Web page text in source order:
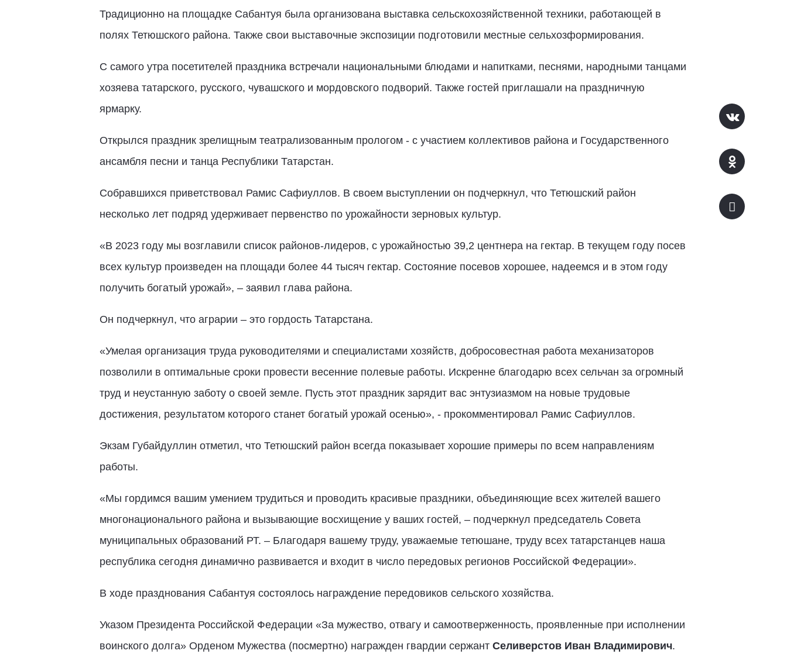
Традиционно на площадке Сабантуя была организована выставка сельскохозяйственной техники, работающей в
полях Тетюшского района. Также свои выставочные экспозиции подготовили местные сельхозформирования.
С самого утра посетителей праздника встречали национальными блюдами и напитками, песнями, народными танцами
хозяева татарского, русского, чувашского и мордовского подворий. Также гостей приглашали на праздничную
ярмарку.
Открылся праздник зрелищным театрализованным прологом - с участием коллективов района и Государственного
ансамбля песни и танца Республики Татарстан.
Собравшихся приветствовал Рамис Сафиуллов. В своем выступлении он подчеркнул, что Тетюшский район
несколько лет подряд удерживает первенство по урожайности зерновых культур.
«В 2023 году мы возглавили список районов-лидеров, с урожайностью 39,2 центнера на гектар. В текущем году посев
всех культур произведен на площади более 44 тысяч гектар. Состояние посевов хорошее, надеемся и в этом году
получить богатый урожай», – заявил глава района.
Он подчеркнул, что аграрии – это гордость Татарстана.
«Умелая организация труда руководителями и специалистами хозяйств, добросовестная работа механизаторов
позволили в оптимальные сроки провести весенние полевые работы. Искренне благодарю всех сельчан за огромный
труд и неустанную заботу о своей земле. Пусть этот праздник зарядит вас энтузиазмом на новые трудовые
достижения, результатом которого станет богатый урожай осенью», - прокомментировал Рамис Сафиуллов.
Экзам Губайдуллин отметил, что Тетюшский район всегда показывает хорошие примеры по всем направлениям
работы.
«Мы гордимся вашим умением трудиться и проводить красивые праздники, объединяющие всех жителей вашего
многонационального района и вызывающие восхищение у ваших гостей, – подчеркнул председатель Совета
муниципальных образований РТ. – Благодаря вашему труду, уважаемые тетюшане, труду всех татарстанцев наша
республика сегодня динамично развивается и входит в число передовых регионов Российской Федерации».
В ходе празднования Сабантуя состоялось награждение передовиков сельского хозяйства.
Указом Президента Российской Федерации «За мужество, отвагу и самоотверженность, проявленные при исполнении
воинского долга» Орденом Мужества (посмертно) награжден гвардии сержант Селиверстов Иван Владимирович.